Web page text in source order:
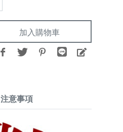
加入購物車
注意事項